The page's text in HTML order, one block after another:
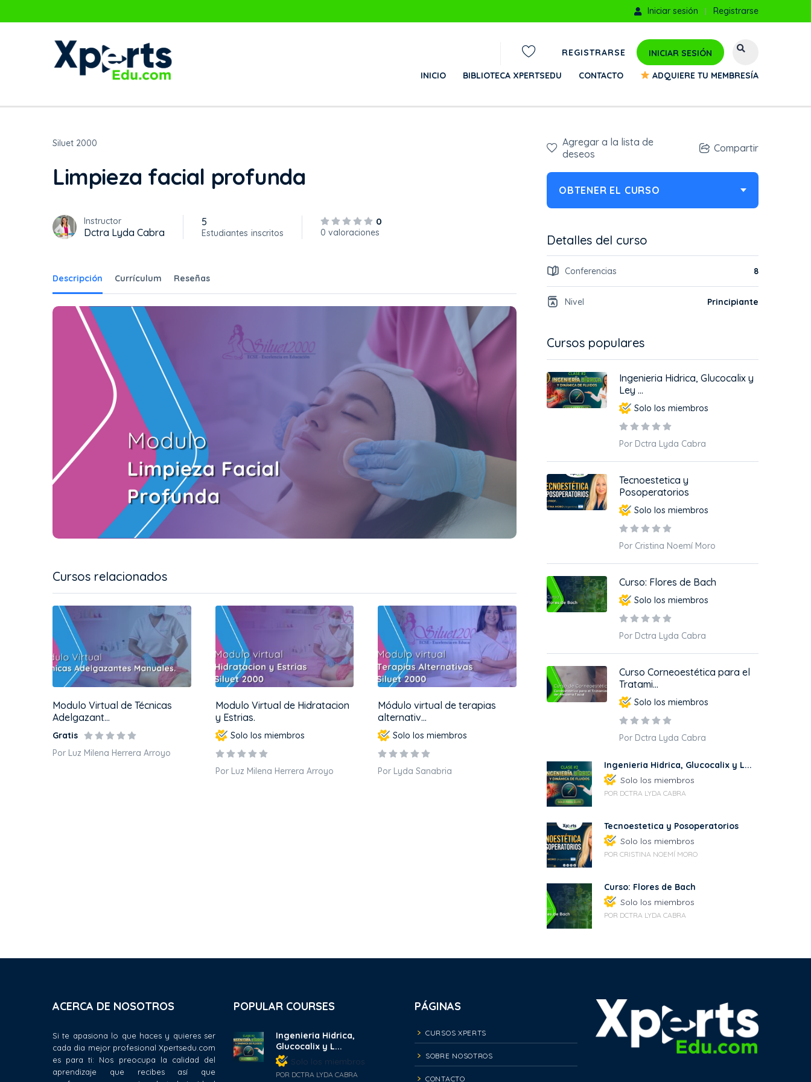
Iniciar sesión Registrarse
REGISTRARSE INICIAR SESIÓN
INICIO BIBLIOTECA XPERTSEDU CONTACTO ADQUIERE TU MEMBRESÍA
Siluet 2000
Limpieza facial profunda
Instructor
Dctra Lyda Cabra
5
Estudiantes inscritos
0
0 valoraciones
Descripción Currículum Reseñas
Cursos relacionados
Modulo Virtual de Técnicas
Adelgazant...
Gratis
Por Luz Milena Herrera Arroyo
Modulo Virtual de Hidratacion
y Estrias.
Solo los miembros
Por Luz Milena Herrera Arroyo
Módulo virtual de terapias
alternativ...
Solo los miembros
Por Lyda Sanabria
Agregar a la lista de
deseos
Compartir
OBTENER EL CURSO
Detalles del curso
Conferencias 8
Nivel Principiante
Cursos populares
Ingenieria Hidrica, Glucocalix y
Ley ...
Solo los miembros
Por Dctra Lyda Cabra
Tecnoestetica y
Posoperatorios
Solo los miembros
Por Cristina Noemí Moro
Curso: Flores de Bach
Solo los miembros
Por Dctra Lyda Cabra
Curso Corneoestética para el
Tratami...
Solo los miembros
Por Dctra Lyda Cabra
Ingenieria Hidrica, Glucocalix y L...
Solo los miembros
POR DCTRA LYDA CABRA
Tecnoestetica y Posoperatorios
Solo los miembros
POR CRISTINA NOEMÍ MORO
Curso: Flores de Bach
Solo los miembros
POR DCTRA LYDA CABRA
ACERCA DE NOSOTROS
Si te apasiona lo que haces y quieres ser
cada dia mejor profesional Xpertsedu.com
es para ti: Nos preocupa la calidad del
aprendizaje que recibes así que
POPULAR COURSES
Ingenieria Hidrica,
Glucocalix y L...
Solo los miembros
POR DCTRA LYDA CABRA
PÁGINAS
CURSOS XPERTS
SOBRE NOSOTROS
CONTACTO